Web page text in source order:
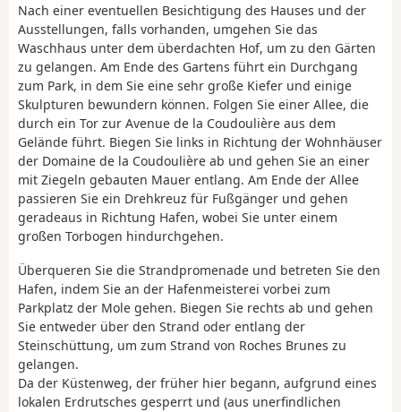
Nach einer eventuellen Besichtigung des Hauses und der
Ausstellungen, falls vorhanden, umgehen Sie das
Waschhaus unter dem überdachten Hof, um zu den Gärten
zu gelangen. Am Ende des Gartens führt ein Durchgang
zum Park, in dem Sie eine sehr große Kiefer und einige
Skulpturen bewundern können. Folgen Sie einer Allee, die
durch ein Tor zur Avenue de la Coudoulière aus dem
Gelände führt. Biegen Sie links in Richtung der Wohnhäuser
der Domaine de la Coudoulière ab und gehen Sie an einer
mit Ziegeln gebauten Mauer entlang. Am Ende der Allee
passieren Sie ein Drehkreuz für Fußgänger und gehen
geradeaus in Richtung Hafen, wobei Sie unter einem
großen Torbogen hindurchgehen.
Überqueren Sie die Strandpromenade und betreten Sie den
Hafen, indem Sie an der Hafenmeisterei vorbei zum
Parkplatz der Mole gehen. Biegen Sie rechts ab und gehen
Sie entweder über den Strand oder entlang der
Steinschüttung, um zum Strand von Roches Brunes zu
gelangen.
Da der Küstenweg, der früher hier begann, aufgrund eines
lokalen Erdrutsches gesperrt und (aus unerfindlichen